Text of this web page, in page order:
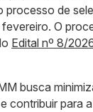
processo de
O
Edital nº 8/
busca
contribuir para